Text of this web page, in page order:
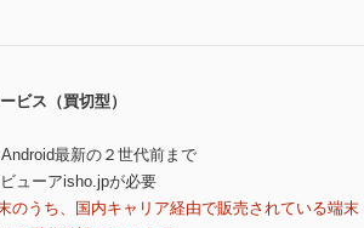
ビス（買切型）
最新の２世代前まで
ューアisho.jpが必要
うち、国内キャリア経由で販売されている端末